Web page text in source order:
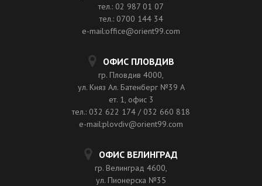
тел.: 02 987 01 07
тел.: 0700 144 34
e-mail:office@orient99.com
ОФИС ПЛОВДИВ
гр. Пловдив 4000,
ул. Княз Ал. Батенберг №39 A
ет. 1, офис 3
тел.: 032 622 174 / 032 660 818
e-mail:plovdiv@orient99.com
ОФИС ВЕЛИНГРАД
гр. Велинград 4600,
ул. Пионерска №35